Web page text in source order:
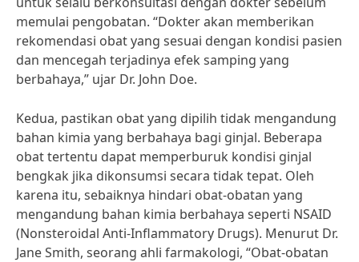
memulai pengobatan. “Dokter akan memberikan
rekomendasi obat yang sesuai dengan kondisi pasien
dan mencegah terjadinya efek samping yang
berbahaya,” ujar Dr. John Doe.
Kedua, pastikan obat yang dipilih tidak mengandung
bahan kimia yang berbahaya bagi ginjal. Beberapa
obat tertentu dapat memperburuk kondisi ginjal
bengkak jika dikonsumsi secara tidak tepat. Oleh
karena itu, sebaiknya hindari obat-obatan yang
mengandung bahan kimia berbahaya seperti NSAID
(Nonsteroidal Anti-Inflammatory Drugs). Menurut Dr.
Jane Smith, seorang ahli farmakologi, “Obat-obatan